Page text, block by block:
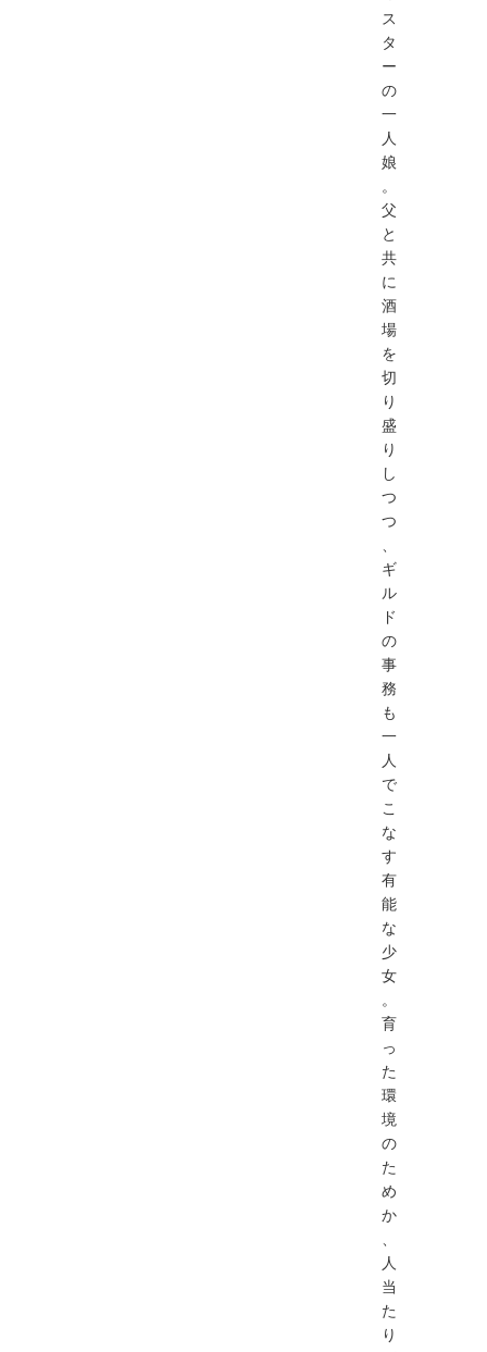
ス
タ
ー
の
一
人
娘
。
父
と
共
に
酒
場
を
切
り
盛
り
し
つ
つ
、
ギ
ル
ド
の
事
務
も
一
人
で
こ
な
す
有
能
な
少
女
。
育
っ
た
環
境
の
た
め
か
、
人
当
た
り